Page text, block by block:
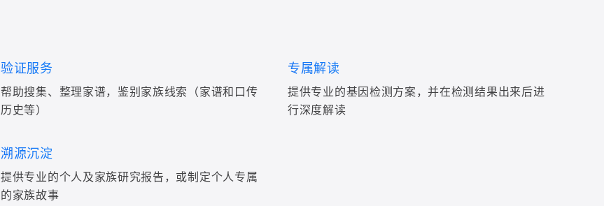
验证服务
帮助搜集、整理家谱，鉴别家族线索（家谱和口传
历史等）
专属解读
提供专业的基因检测方案，并在检测结果出来后进
行深度解读
溯源沉淀
提供专业的个人及家族研究报告，或制定个人专属
的家族故事